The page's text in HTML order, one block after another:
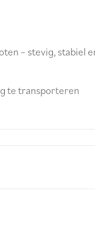
– stevig, stabiel
te transporteren